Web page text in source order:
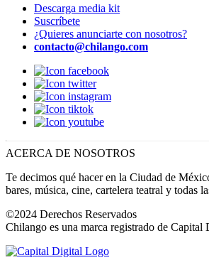
Descarga media kit
Suscríbete
¿Quieres anunciarte con nosotros?
contacto@chilango.com
ACERCA DE NOSOTROS
Te decimos qué hacer en la Ciudad de
bares, música, cine, cartelera teatral y todas
©2024 Derechos Reservados
Chilango es una marca registrado de Capital